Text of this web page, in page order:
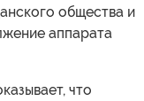
общества и
аппарата
что